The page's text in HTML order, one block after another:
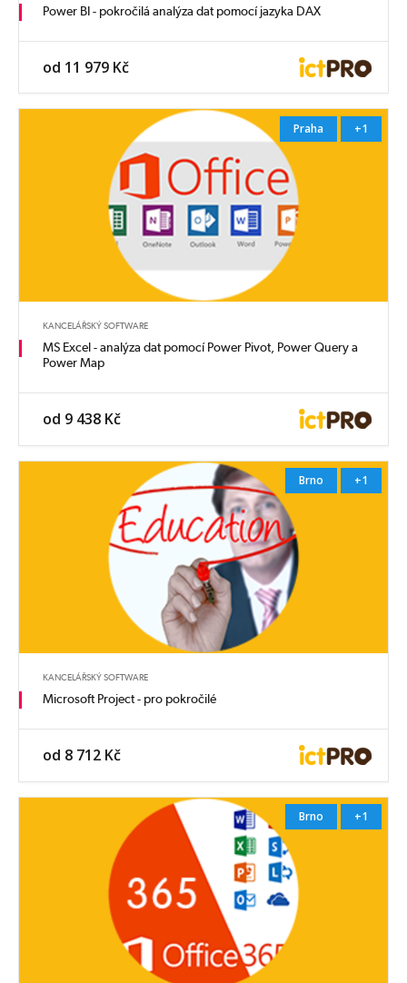
Power BI - pokročilá analýza dat pomocí jazyka DAX
od 11 979 Kč
Praha +1
KANCELÁŘSKÝ SOFTWARE
MS Excel - analýza dat pomocí Power Pivot, Power Query a
Power Map
od 9 438 Kč
Brno +1
KANCELÁŘSKÝ SOFTWARE
Microsoft Project - pro pokročilé
od 8 712 Kč
Brno +1